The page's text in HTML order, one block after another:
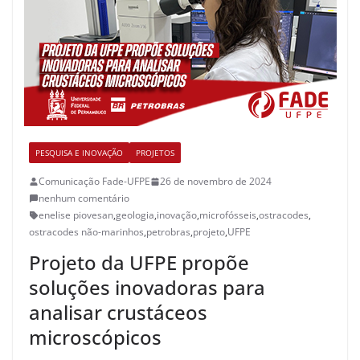
PESQUISA E INOVAÇÃO PROJETOS
Comunicação Fade-UFPE
26 de novembro de 2024
nenhum comentário
enelise piovesan,geologia,inovação,microfósseis,ostracodes,
ostracodes não-marinhos,petrobras,projeto,UFPE
Projeto da UFPE propõe
soluções inovadoras para
analisar crustáceos
microscópicos